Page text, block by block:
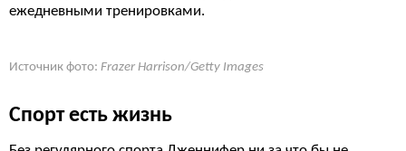
ежедневными тренировками.
Источник фото: Frazer Harrison/Getty Images
Спорт есть жизнь